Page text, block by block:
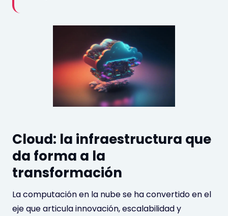
Cloud: la infraestructura que
da forma a la
transformación
La computación en la nube se ha convertido en el
eje que articula innovación, escalabilidad y